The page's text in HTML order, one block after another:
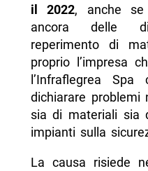
il 2022, anche
ancora delle
reperimento di
proprio l’impresa
l’Infraflegrea
dichiarare problemi
sia di materiali sia
impianti sulla
La causa risiede